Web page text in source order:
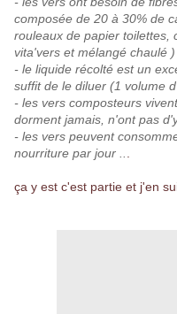
composée de 20 à 30% de
rouleaux de papier toilettes,
vita'vers et mélangé chaulé )
- le liquide récolté est un
suffit de le diluer (1 volume
- les vers composteurs
dorment jamais, n'ont pas
- les vers peuvent
nourriture par jour ..
ça y est c'est partie et j'en